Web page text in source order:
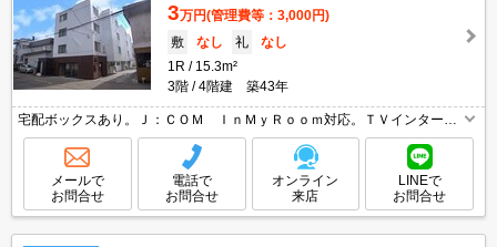
3万円(管理費等：3,000円)
敷
なし 礼
なし
1R
15.3m²
3階
4階建 築43年
宅配ボックスあり。Ｊ：ＣＯＭ ＩｎＭｙＲｏｏｍ対応。ＴＶインターホ
ン付き。システムキッチン。温水洗浄便座付き。居室フローリング。室内
に洗濯機置場あり。仲介手数料家賃の0.55ヶ月分。
メールで
お問合せ
電話で
お問合せ
オンライン
来店
LINEで
お問合せ